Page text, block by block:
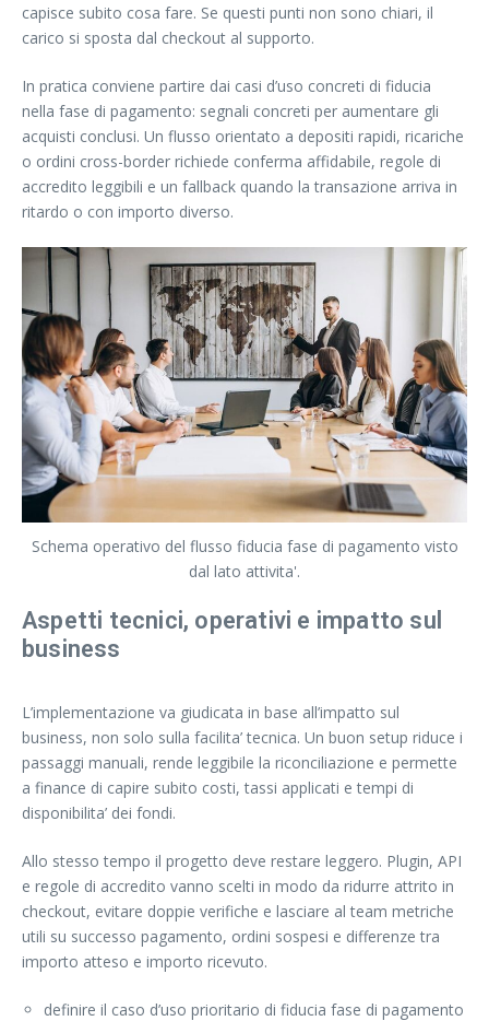
capisce subito cosa fare. Se questi punti non sono chiari, il
carico si sposta dal checkout al supporto.
In pratica conviene partire dai casi d’uso concreti di fiducia
nella fase di pagamento: segnali concreti per aumentare gli
acquisti conclusi. Un flusso orientato a depositi rapidi, ricariche
o ordini cross-border richiede conferma affidabile, regole di
accredito leggibili e un fallback quando la transazione arriva in
ritardo o con importo diverso.
Schema operativo del flusso fiducia fase di pagamento visto
dal lato attivita'.
Aspetti tecnici, operativi e impatto sul
business
L’implementazione va giudicata in base all’impatto sul
business, non solo sulla facilita’ tecnica. Un buon setup riduce i
passaggi manuali, rende leggibile la riconciliazione e permette
a finance di capire subito costi, tassi applicati e tempi di
disponibilita’ dei fondi.
Allo stesso tempo il progetto deve restare leggero. Plugin, API
e regole di accredito vanno scelti in modo da ridurre attrito in
checkout, evitare doppie verifiche e lasciare al team metriche
utili su successo pagamento, ordini sospesi e differenze tra
importo atteso e importo ricevuto.
definire il caso d’uso prioritario di fiducia fase di pagamento